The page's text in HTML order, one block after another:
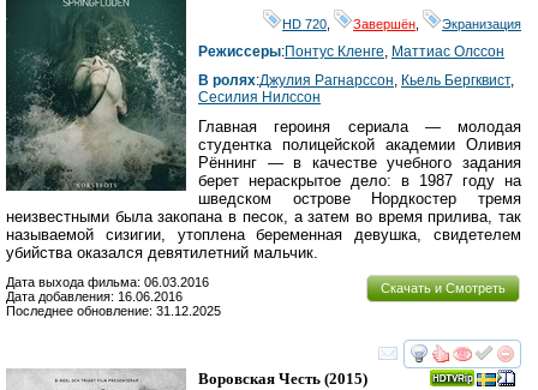
HD 720 Завершён Экранизация
Режиссеры:Понтус Кленге, Маттиас Олссон
В ролях:Джулия Рагнарссон, Кьель Бергквист,
Сесилия Нилссон
Главная героиня сериала — молодая
студентка полицейской академии Оливия
Рённинг — в качестве учебного задания
берет нераскрытое дело: в 1987 году на
шведском острове Нордкостер тремя
неизвестными была закопана в песок, а затем во время прилива, так
называемой сизигии, утоплена беременная девушка, свидетелем
убийства оказался девятилетний мальчик.
Скачать и Смотреть
Дата выхода фильма: 06.03.2016
Дата добавления: 16.06.2016
Последнее обновление: 31.12.2025
смотреть
Воровская Честь (2015)